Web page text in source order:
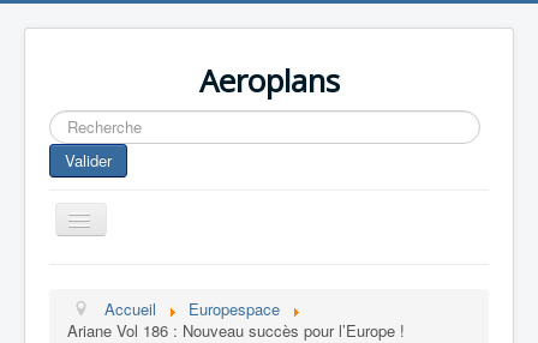
Aeroplans
Rechercher
Valider
Toggle
Navigation
Aviation Commerciale
Accueil
Europespace
Ariane Vol 186 : Nouveau succès pour l’Europe !